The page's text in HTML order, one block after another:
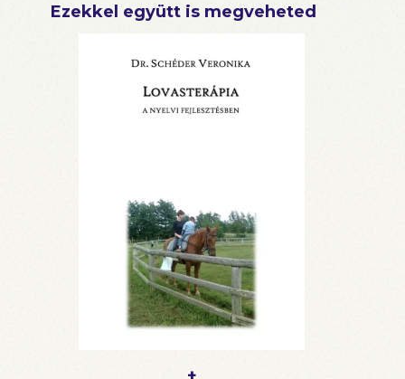
Ezekkel együtt is megveheted
+